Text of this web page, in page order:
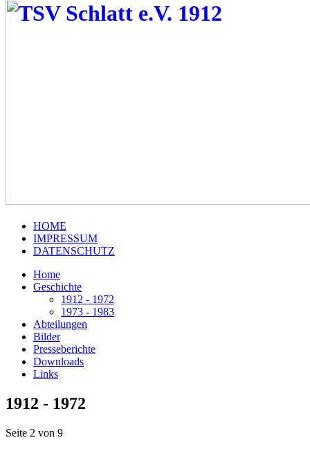
HOME
IMPRESSUM
DATENSCHUTZ
Home
Geschichte
1912 - 1972
1973 - 1983
Abteilungen
Bilder
Presseberichte
Downloads
Links
1912 - 1972
Seite 2 von 9